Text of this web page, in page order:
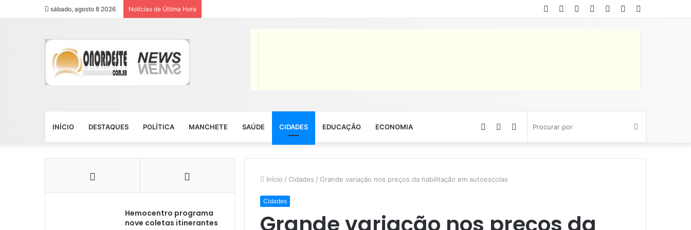
sábado, agosto 8 2026 Notícias de Última Hora
Artigo
aleatório
Entrar
Instagram
YouTube
Twitter
Facebook
INÍCIO DESTAQUES POLÍTICA MANCHETE SAÚDE CIDADES EDUCAÇÃO ECONOMIA Procurar
por
Switch
skin
Barra
Lateral
Artigo
aleatório
Início / Cidades / Grande variação nos preços da habilitação em autoescolas
Cidades
Grande variação nos preços da
Hemocentro programa
nove coletas itinerantes